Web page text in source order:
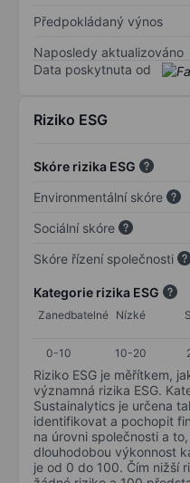
Předpokládaný výnos
Naposledy aktualizováno
Data poskytnuta od
Riziko ESG
Skóre rizika ESG
Environmentální skóre
Sociální skóre
Skóre řízení společnosti
Kategorie rizika ESG
Zanedbatelné Nízké
0-10
10-20
Riziko ESG je měřítkem,
významná rizika ESG.
Sustainalytics je určena
identifikovat a pochopit
na úrovni společnosti a
dlouhodobou výkonnost
je od 0 do 100. Čím nižší